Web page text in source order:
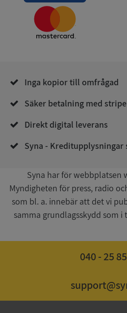
Inga kopior till omfrågad
Säker betalning med stripe
Direkt digital leverans
Syna - Kreditupplysningar
Syna har för webbplatsen
Myndigheten för press, radio
som bl. a. innebär att det vi
samma grundlagsskydd som i
040 - 25
Strikt nödvändiga kakor tillåter
kärnwebbplatsfunktioner som
användas ordentligt utan strikt
Namn
__RequestVerificationToken